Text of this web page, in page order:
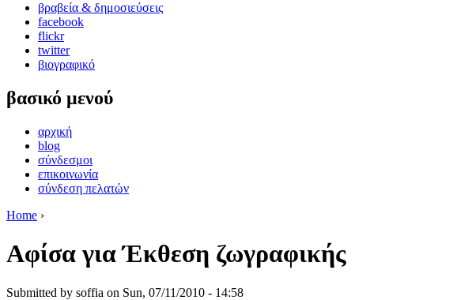
βραβεία & δημοσιεύσεις
facebook
flickr
twitter
βιογραφικό
βασικό μενού
αρχική
blog
σύνδεσμοι
επικοινωνία
σύνδεση πελατών
Home ›
Aφίσα για Έκθεση ζωγραφικής
Submitted by soffia on Sun, 07/11/2010 - 14:58